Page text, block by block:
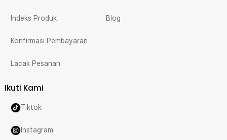
Indeks Produk
Konfirmasi Pembayaran
Lacak Pesanan
Blog
Ikuti Kami
Tiktok
Instagram